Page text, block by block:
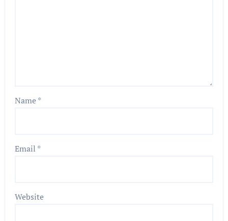
Name*
Email *
Website